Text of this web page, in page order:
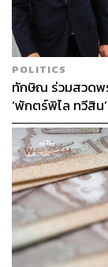
POLITICS
ทักษิณ ร่วมสวดพ
‘พักตร์พิไล ทวีสิน
หลากวงการร่วม